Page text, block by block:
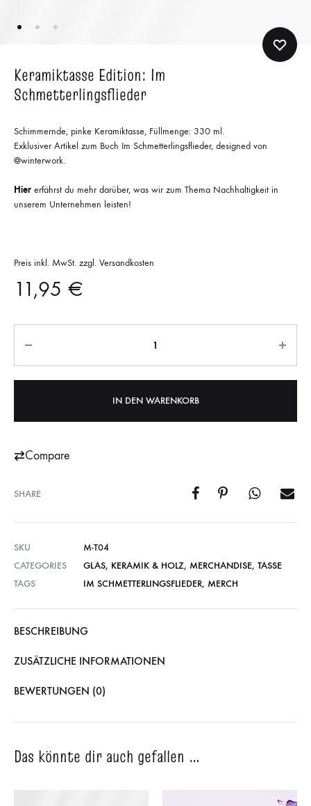
Keramiktasse Edition: Im
Schmetterlingsflieder
Schimmernde, pinke Keramiktasse, Füllmenge: 330 ml.
Exklusiver Artikel zum Buch Im Schmetterlingsflieder, designed von
@winterwork.
Hier erfährst du mehr darüber, was wir zum Thema Nachhaltigkeit in
unserem Unternehmen leisten!
Preis inkl. MwSt. zzgl. Versandkosten
11,95 €
IN DEN WARENKORB
Compare
SHARE
SKU
M-T04
CATEGORIES
GLAS, KERAMIK & HOLZ, MERCHANDISE, TASSE
TAGS
IM SCHMETTERLINGSFLIEDER, MERCH
BESCHREIBUNG
ZUSÄTZLICHE INFORMATIONEN
BEWERTUNGEN (0)
Das könnte dir auch gefallen …